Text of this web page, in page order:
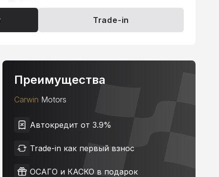
Trade-in
Преимущества
Carwin Motors
Автокредит от 3.9%
Trade-in как первый взнос
ОСАГО и КАСКО в подарок